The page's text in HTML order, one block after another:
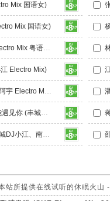
Mix 国语女)
Mix 国语女)
林咏诗 - 执迷不悔 (DjTLK Electro Mix 粤语女)
Electro Mix)
潘广益 - 好想再爱你 (河源Dj阿宇 Electro Mix 国语男)
莫叫姐姐 - 下辈子不一定还能遇见你 (丰城DJ小江 Electro Mix)
邓紫棋 - 夜空中最亮的星 (丰城DJ小江、南昌DJ阿昊 Electro Mix)
站所提供在线试听的休眠火